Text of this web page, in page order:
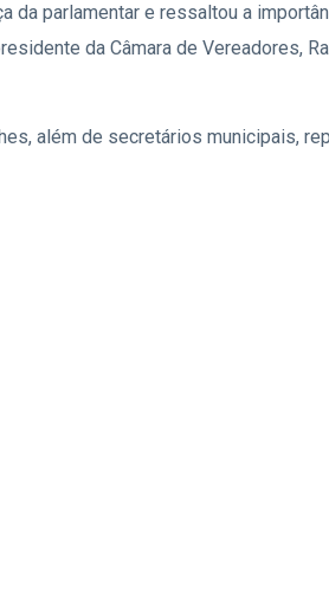
parlamentar e ressaltou a
da Câmara de Vereadores,
além de secretários municipais,